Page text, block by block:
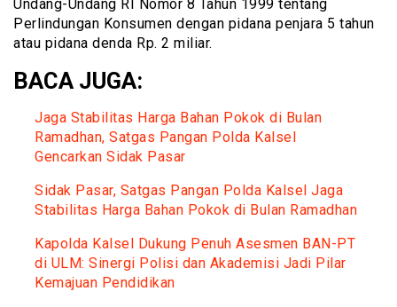
Undang-Undang RI Nomor 8 Tahun 1999 tentang
Perlindungan Konsumen dengan pidana penjara 5 tahun
atau pidana denda Rp. 2 miliar.
BACA JUGA:
Jaga Stabilitas Harga Bahan Pokok di Bulan
Ramadhan, Satgas Pangan Polda Kalsel
Gencarkan Sidak Pasar
Sidak Pasar, Satgas Pangan Polda Kalsel Jaga
Stabilitas Harga Bahan Pokok di Bulan Ramadhan
Kapolda Kalsel Dukung Penuh Asesmen BAN-PT
di ULM: Sinergi Polisi dan Akademisi Jadi Pilar
Kemajuan Pendidikan